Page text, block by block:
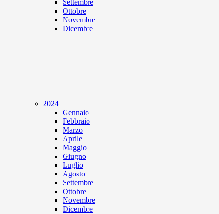
Settembre
Ottobre
Novembre
Dicembre
2024
Gennaio
Febbraio
Marzo
Aprile
Maggio
Giugno
Luglio
Agosto
Settembre
Ottobre
Novembre
Dicembre